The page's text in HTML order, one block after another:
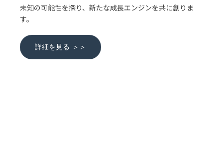
未知の可能性を探り、新たな成長エンジンを共に創りま
す。
詳細を見る ＞＞